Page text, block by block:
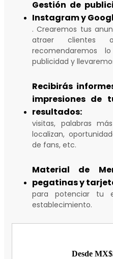
Gestión de
Instagram y
. Crearemos tus
atraer clientes
recomendaremos
publicidad y
Recibirás
impresiones de
resultados:
visitas, palabras
localizan,
de fans, etc.
Material de
pegatinas y
para potenciar tu
establecimiento.
Desde